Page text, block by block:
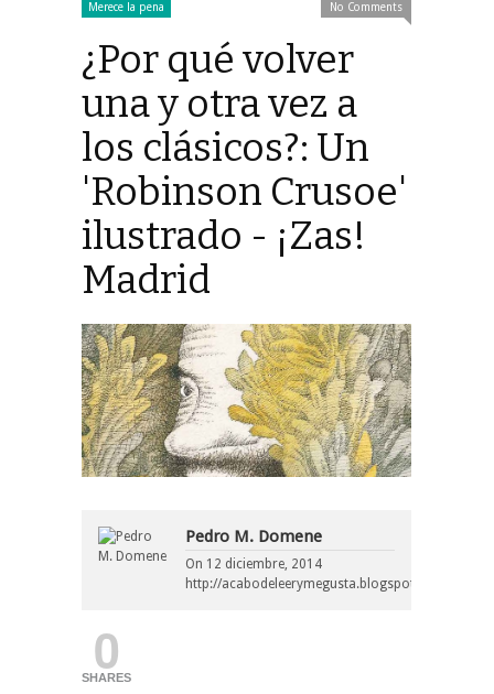
Merece la pena No Comments
¿Por qué volver
una y otra vez a
los clásicos?: Un
'Robinson Crusoe'
ilustrado - ¡Zas!
Madrid
Pedro M. Domene
On 12 diciembre, 2014
http://acabodeleerymegusta.blogspot.com/
0
SHARES